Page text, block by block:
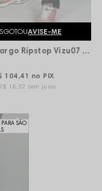
AVISE-ME
Calça Cargo Ripstop Vizu07 Bomb - Preta
104,41 no PIX
R$ 18,32 sem juros
PARA SÃO